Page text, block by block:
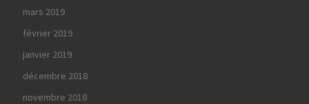
mars 2019
février 2019
janvier 2019
décembre 2018
novembre 2018